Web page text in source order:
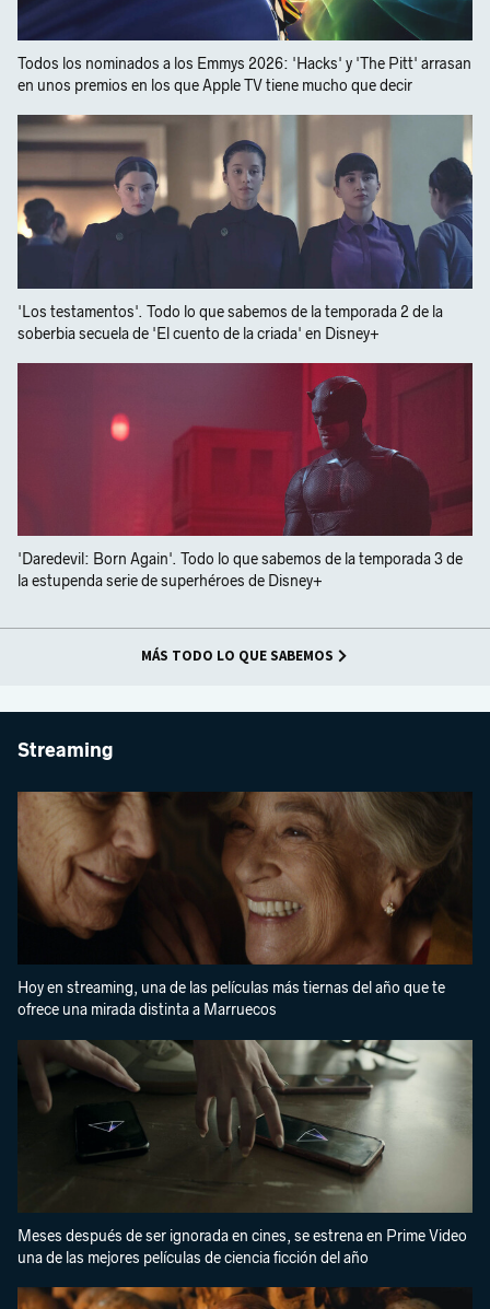
Todos los nominados a los Emmys 2026: 'Hacks' y 'The Pitt' arrasan
en unos premios en los que Apple TV tiene mucho que decir
'Los testamentos'. Todo lo que sabemos de la temporada 2 de la
soberbia secuela de 'El cuento de la criada' en Disney+
'Daredevil: Born Again'. Todo lo que sabemos de la temporada 3 de
la estupenda serie de superhéroes de Disney+
MÁS TODO LO QUE SABEMOS
Streaming
Hoy en streaming, una de las películas más tiernas del año que te
ofrece una mirada distinta a Marruecos
Meses después de ser ignorada en cines, se estrena en Prime Video
una de las mejores películas de ciencia ficción del año